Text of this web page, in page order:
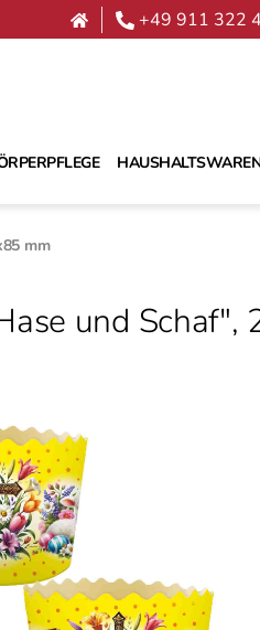
+49 911 322
HAUSHALTSWAREN
mm
und Schaf",